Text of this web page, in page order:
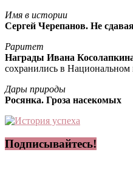
Имя в истории
Сергей Черепанов. Не
Раритет
Награды Ивана
сохранились в
Дары природы
Росянка. Гроза насекомых
Подписывайтесь!